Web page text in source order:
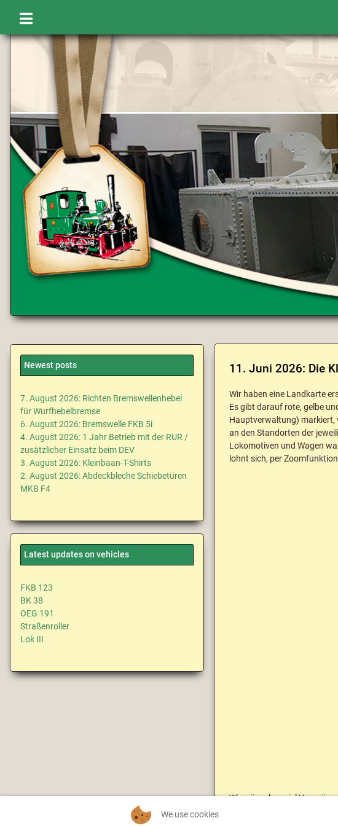
Newest posts
7. August 2026: Richten Bremswellenhebel
für Wurfhebelbremse
6. August 2026: Bremswelle FKB 5i
4. August 2026: 1 Jahr Betrieb mit der RUR /
zusätzlicher Einsatz beim DEV
3. August 2026: Kleinbaan-T-Shirts
2. August 2026: Abdeckbleche Schiebetüren
MKB F4
Latest updates on vehicles
FKB 123
BK 38
OEG 191
Straßenroller
Lok III
11. Juni 2026: Die
Wir haben eine Landkarte
Es gibt darauf rote, gelbe
Hauptverwaltung) markiert,
an den Standorten der
Lokomotiven und Wagen
lohnt sich, per
Wir wünschen viel
We use cookies